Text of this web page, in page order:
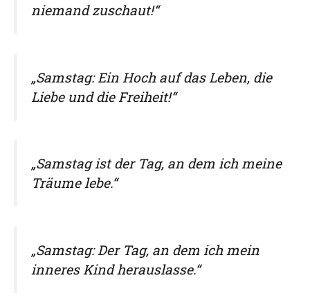
niemand zuschaut!“
„Samstag: Ein Hoch auf das Leben, die
Liebe und die Freiheit!“
„Samstag ist der Tag, an dem ich meine
Träume lebe.“
„Samstag: Der Tag, an dem ich mein
inneres Kind herauslasse.“